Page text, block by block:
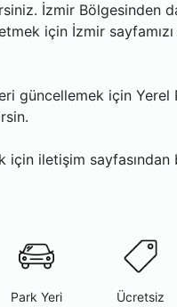
İzmir Bölgesinden
için İzmir
güncellemek için Yerel
için iletişim sayfasından
Park Yeri Ücretsiz